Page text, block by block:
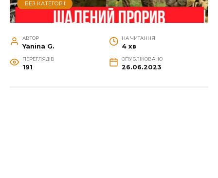
БЕЗ КАТЕГОРІЇ
АВТОР
Yanina G.
НА ЧИТАННЯ
4 хв
ПЕРЕГЛЯДІВ
191
ОПУБЛІКОВАНО
26.06.2023